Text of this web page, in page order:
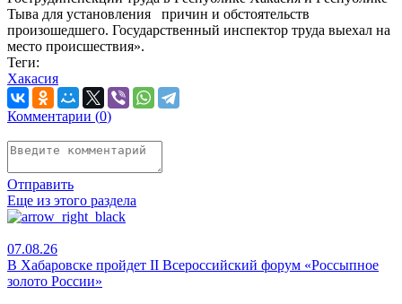
Тыва для установления причин и обстоятельств
произошедшего. Государственный инспектор труда выехал на
место происшествия».
Теги:
Хакасия
Комментарии (0)
Отправить
Еще из этого раздела
07.08.26
В Хабаровске пройдет II Всероссийский форум «Россыпное
золото России»